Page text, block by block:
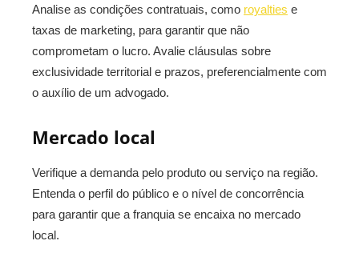
Analise as condições contratuais, como royalties e
taxas de marketing, para garantir que não
comprometam o lucro. Avalie cláusulas sobre
exclusividade territorial e prazos, preferencialmente com
o auxílio de um advogado.
Mercado local
Verifique a demanda pelo produto ou serviço na região.
Entenda o perfil do público e o nível de concorrência
para garantir que a franquia se encaixa no mercado
local.